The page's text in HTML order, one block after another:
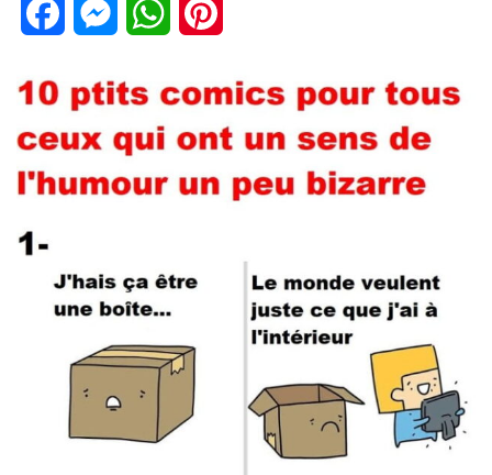
FacebookMessengerWhatsApp